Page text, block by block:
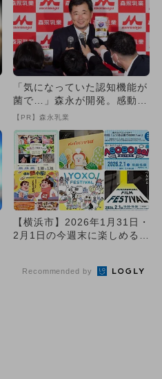
「気になっていた認知機能が
菌で…」森永が開発。感動の
70代続出
【PR】森永乳業
【横浜市】2026年1月31日・
2月1日の今週末に楽しめるイ
Recommended by